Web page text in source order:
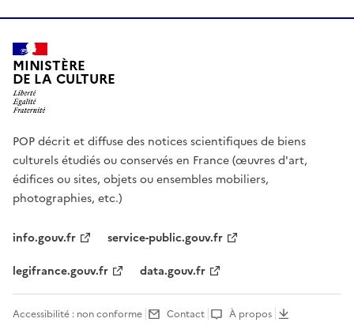
MINISTÈRE
DE LA CULTURE
POP décrit et diffuse des notices scientifiques de biens
culturels étudiés ou conservés en France (œuvres d'art,
édifices ou sites, objets ou ensembles mobiliers,
photographies, etc.)
info.gouv.fr
service-public.gouv.fr
legifrance.gouv.fr
data.gouv.fr
Accessibilité : non conforme Contact À propos